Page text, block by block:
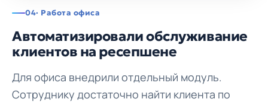
04· Работа офиса
Автоматизировали обслуживание
клиентов на ресепшене
Для офиса внедрили отдельный модуль.
Сотруднику достаточно найти клиента по